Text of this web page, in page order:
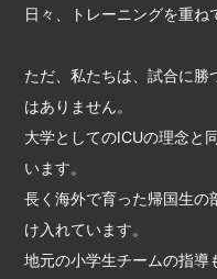
日々、トレーニングを重ね
ただ、私たちは、試合に
はありません。
大学としてのICUの理念と
います。
長く海外で育った帰国生の
け入れています。
地元の小学生チームの指導